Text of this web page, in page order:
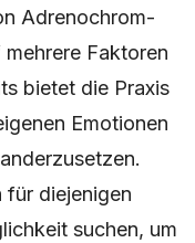
Adrenochrom-
Faktoren
bietet die Praxis
Emotionen
für diejenigen
suchen, um